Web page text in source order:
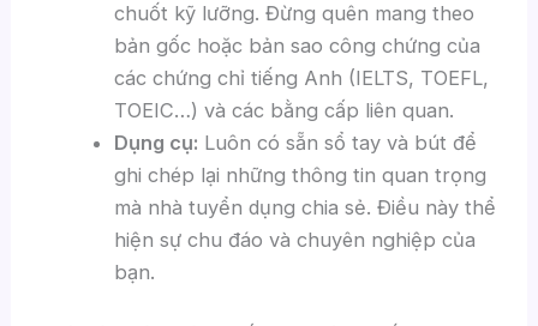
chuốt kỹ lưỡng. Đừng quên mang theo
bản gốc hoặc bản sao công chứng của
các chứng chỉ tiếng Anh (IELTS, TOEFL,
TOEIC…) và các bằng cấp liên quan.
Dụng cụ: Luôn có sẵn sổ tay và bút để
ghi chép lại những thông tin quan trọng
mà nhà tuyển dụng chia sẻ. Điều này thể
hiện sự chu đáo và chuyên nghiệp của
bạn.